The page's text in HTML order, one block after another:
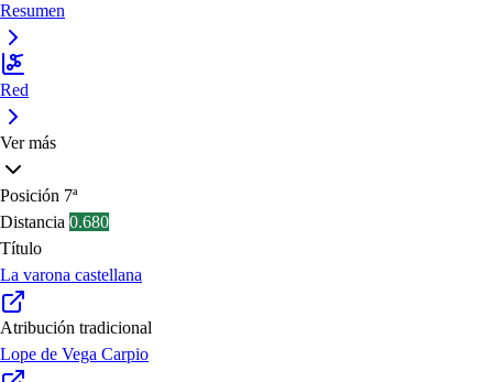
Resumen
Red
Ver más
Posición 7ª
Distancia 0.680
Título
La varona castellana
Atribución tradicional
Lope de Vega Carpio